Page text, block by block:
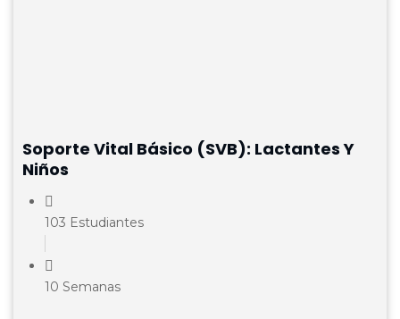
Soporte Vital Básico (SVB): Lactantes Y
Niños
103 Estudiantes
10 Semanas